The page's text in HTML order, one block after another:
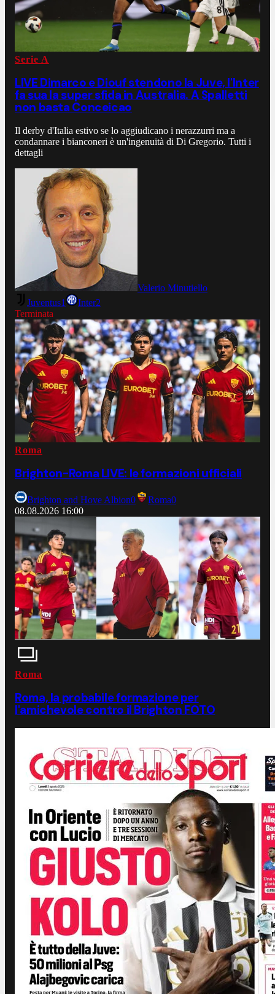
Serie A
LIVE Dimarco e Diouf stendono la Juve, l'Inter
fa sua la super sfida in Australia. A Spalletti
non basta Conceicao
Il derby d'Italia estivo se lo aggiudicano i nerazzurri ma a
condannare i bianconeri è un'ingenuità di Di Gregorio. Tutti i
dettagli
Valerio Minutiello
Juventus1 Inter2
Terminata
Roma
Brighton-Roma LIVE: le formazioni ufficiali
Brighton and Hove Albion0 Roma0
08.08.2026 16:00
Roma
Roma, la probabile formazione per
l'amichevole contro il Brighton FOTO